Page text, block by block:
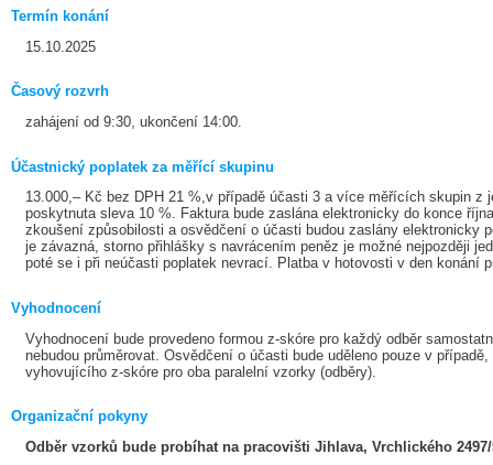
Termín konání
15.10.2025
Časový rozvrh
zahájení od 9:30, ukončení 14:00.
Účastnický poplatek za měřící skupinu
13.000,– Kč bez DPH 21 %,v případě účasti 3 a více měřících skupin z
poskytnuta sleva 10 %. Faktura bude zaslána elektronicky do konce
zkoušení způsobilosti a osvědčení o účasti budou zaslány elektronicky
je závazná, storno přihlášky s navrácením peněz je možné nejpozději
poté se i při neúčasti poplatek nevrací. Platba v hotovosti v den konání
Vyhodnocení
Vyhodnocení bude provedeno formou z-skóre pro každý odběr
nebudou průměrovat. Osvědčení o účasti bude uděleno pouze v
vyhovujícího z-skóre pro oba paralelní vzorky (odběry).
Organizační pokyny
Odběr vzorků bude probíhat na pracovišti Jihlava, Vrchlického 2497/